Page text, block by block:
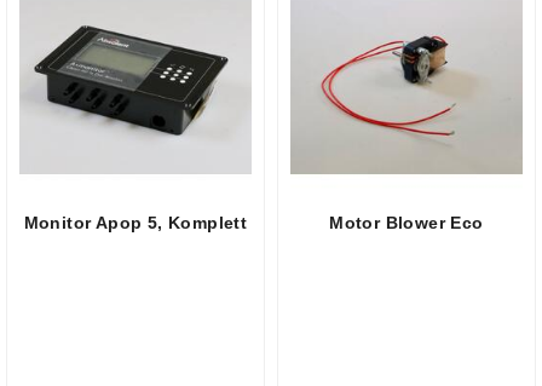
Monitor Apop 5, Komplett Motor Blower Eco